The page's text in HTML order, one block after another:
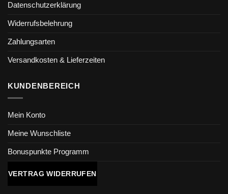
Datenschutzerklärung
Widerrufsbelehrung
Zahlungsarten
Versandkosten & Lieferzeiten
KUNDENBEREICH
Mein Konto
Meine Wunschliste
Bonuspunkte Programm
VERTRAG WIDERRUFEN